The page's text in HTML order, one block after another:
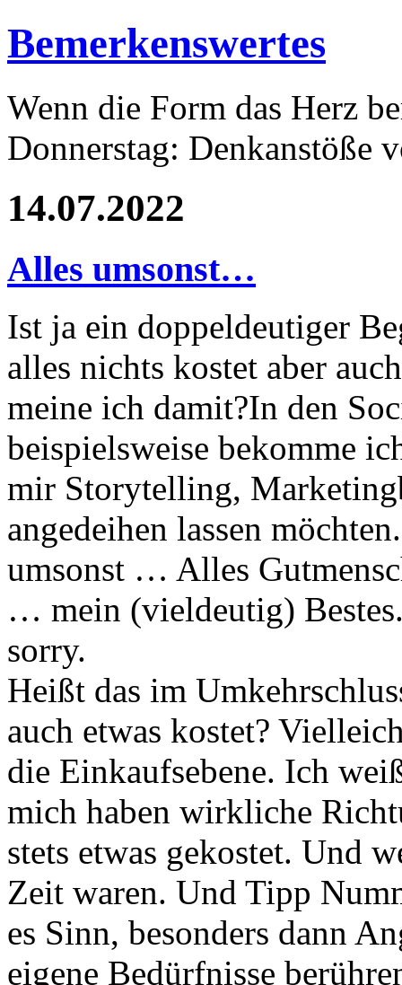
Bemerkenswertes
Wenn die Form das Herz
Donnerstag: Denkanstöße
14.07.2022
Alles umsonst…
Ist ja ein doppeldeutiger
alles nichts kostet aber
meine ich damit?In den
beispielsweise bekomme
mir Storytelling,
angedeihen lassen
umsonst … Alles
… mein (vieldeutig)
sorry.
Heißt das im
auch etwas kostet?
die Einkaufsebene. Ich
mich haben wirkliche
stets etwas gekostet. Und
Zeit waren. Und Tipp
es Sinn, besonders dann
eigene Bedürfnisse